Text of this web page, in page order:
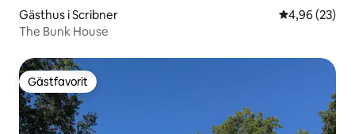
Gästhus i Scribner 4,96 av 5 i
4,96 (23)
The Bunk House
Gästfavorit
Gästfavorit